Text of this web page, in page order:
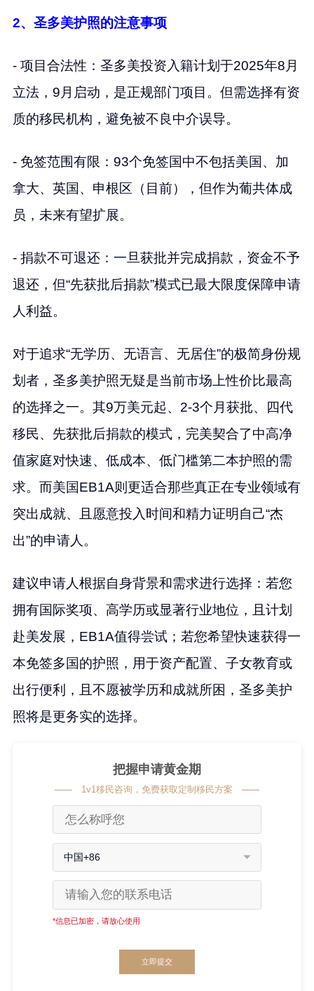
2、圣多美护照的注意事项
- 项目合法性：圣多美投资入籍计划于2025年8月
立法，9月启动，是正规部门项目。但需选择有资
质的移民机构，避免被不良中介误导。
- 免签范围有限：93个免签国中不包括美国、加
拿大、英国、申根区（目前），但作为葡共体成
员，未来有望扩展。
- 捐款不可退还：一旦获批并完成捐款，资金不予
退还，但“先获批后捐款”模式已最大限度保障申请
人利益。
对于追求“无学历、无语言、无居住”的极简身份规
划者，圣多美护照无疑是当前市场上性价比最高
的选择之一。其9万美元起、2-3个月获批、四代
移民、先获批后捐款的模式，完美契合了中高净
值家庭对快速、低成本、低门槛第二本护照的需
求。而美国EB1A则更适合那些真正在专业领域有
突出成就、且愿意投入时间和精力证明自己“杰
出”的申请人。
建议申请人根据自身背景和需求进行选择：若您
拥有国际奖项、高学历或显著行业地位，且计划
赴美发展，EB1A值得尝试；若您希望快速获得一
本免签多国的护照，用于资产配置、子女教育或
出行便利，且不愿被学历和成就所困，圣多美护
照将是更务实的选择。
把握申请黄金期
1v1移民咨询，免费获取定制移民方案
中国+86
*信息已加密，请放心使用
立即提交